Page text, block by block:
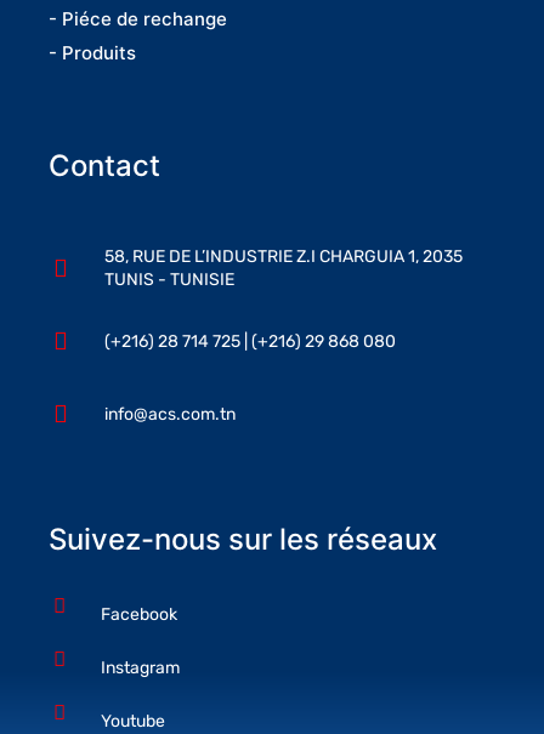
- Piéce de rechange
- Produits
Contact
58, RUE DE L’INDUSTRIE Z.I CHARGUIA 1, 2035
TUNIS - TUNISIE
(+216) 28 714 725 | (+216) 29 868 080
info@acs.com.tn
Suivez-nous sur les réseaux
Facebook
Instagram
Youtube